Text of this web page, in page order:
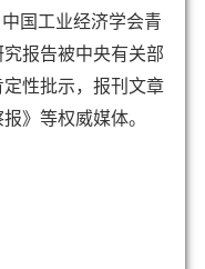
国工业经济学会青
报告被中央有关部
性批示，报刊文章
》等权威媒体。